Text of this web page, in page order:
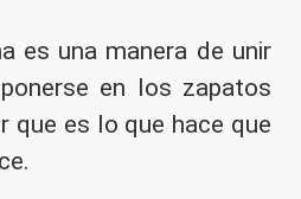
es una manera de unir
en los zapatos
que es lo que hace que